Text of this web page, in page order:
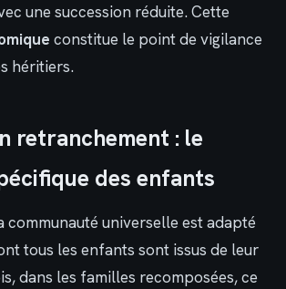
une succession réduite. Cette
constitue le point de vigilance
héritiers.
retranchement : le
des enfants
communauté universelle est adapté
tous les enfants sont issus de leur
dans les familles recomposées, ce